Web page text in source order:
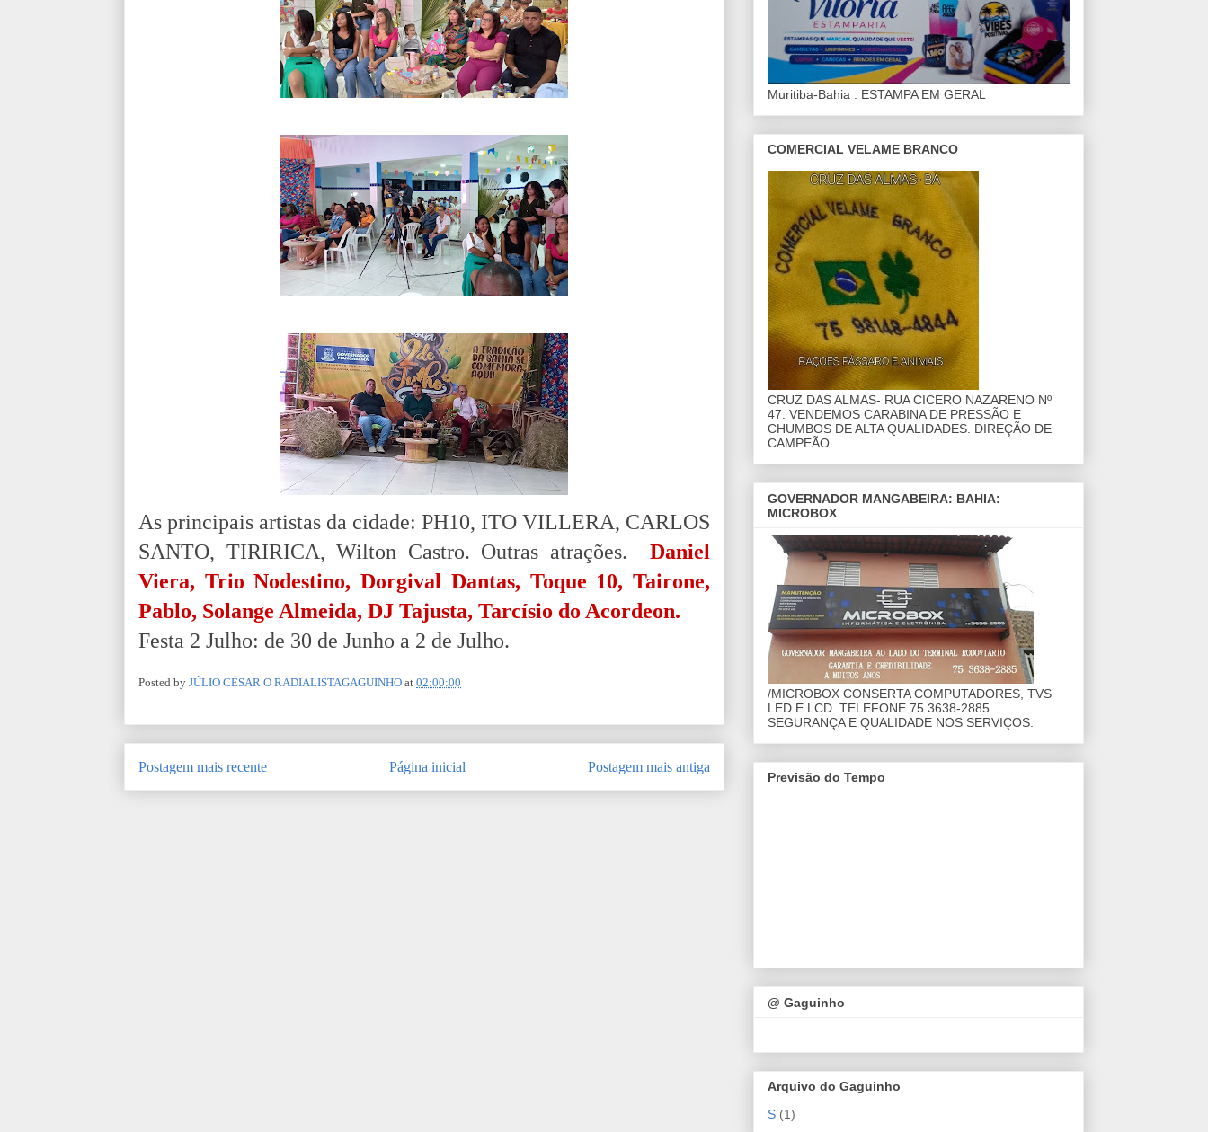
As principais artistas da cidade: PH10, ITO VILLERA, CARLOS
SANTO, TIRIRICA, Wilton Castro. Outras atrações. Daniel
Viera, Trio Nodestino, Dorgival Dantas, Toque 10, Tairone,
Pablo, Solange Almeida, DJ Tajusta, Tarcísio do Acordeon.
Festa 2 Julho: de 30 de Junho a 2 de Julho.
Posted by JÚLIO CÉSAR O RADIALISTAGAGUINHO at 02:00:00
Postagem mais recente Postagem mais antiga
Página inicial
Muritiba-Bahia : ESTAMPA EM GERAL
COMERCIAL VELAME BRANCO
CRUZ DAS ALMAS- RUA CICERO NAZARENO Nº
47. VENDEMOS CARABINA DE PRESSÃO E
CHUMBOS DE ALTA QUALIDADES. DIREÇÃO DE
CAMPEÃO
GOVERNADOR MANGABEIRA: BAHIA:
MICROBOX
/MICROBOX CONSERTA COMPUTADORES, TVS
LED E LCD. TELEFONE 75 3638-2885
SEGURANÇA E QUALIDADE NOS SERVIÇOS.
Previsão do Tempo
@ Gaguinho
Arquivo do Gaguinho
S (1)